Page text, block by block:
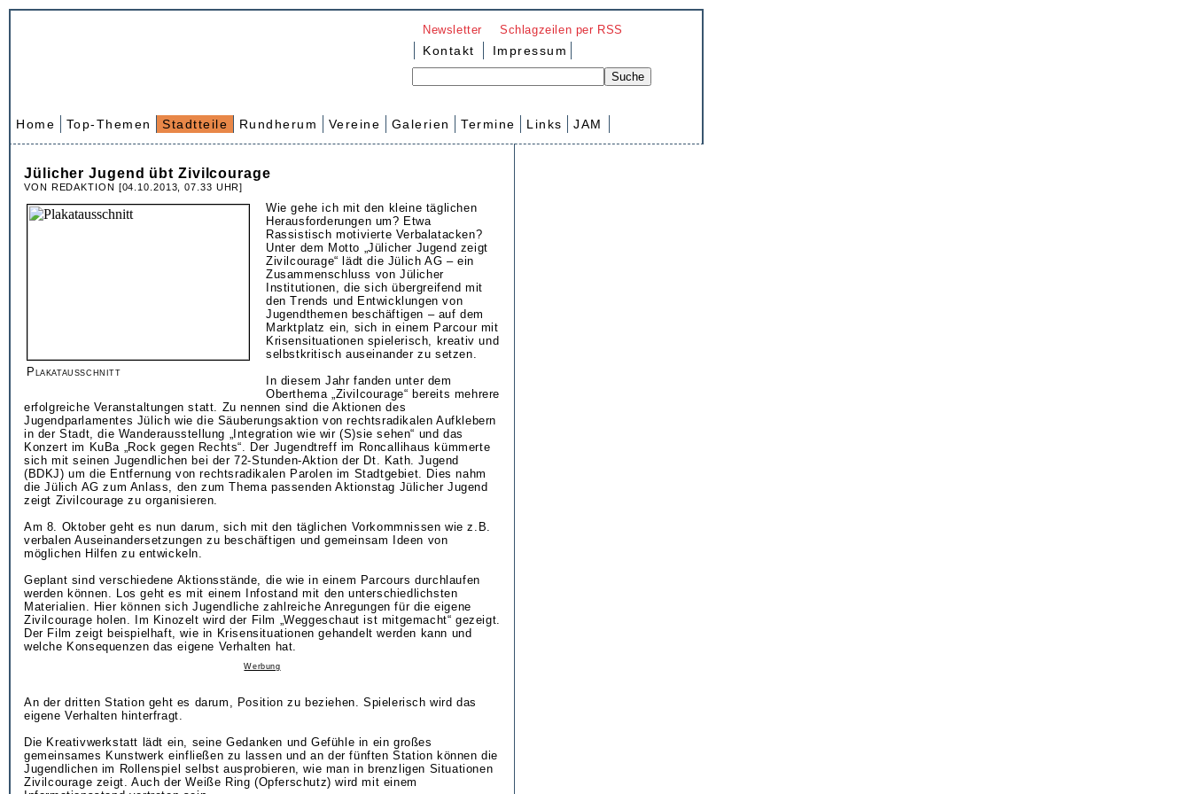
Newsletter Schlagzeilen per RSS
Kontakt Impressum
Home Top-Themen Stadtteile Rundherum Vereine Galerien Termine Links JAM
Jülicher Jugend übt Zivilcourage
VON REDAKTION [04.10.2013, 07.33 UHR]
Plakatausschnitt
Wie gehe ich mit den kleine täglichen
Herausforderungen um? Etwa
Rassistisch motivierte Verbalatacken?
Unter dem Motto „Jülicher Jugend zeigt
Zivilcourage“ lädt die Jülich AG – ein
Zusammenschluss von Jülicher
Institutionen, die sich übergreifend mit
den Trends und Entwicklungen von
Jugendthemen beschäftigen – auf dem
Marktplatz ein, sich in einem Parcour mit
Krisensituationen spielerisch, kreativ und
selbstkritisch auseinander zu setzen.
In diesem Jahr fanden unter dem
Oberthema „Zivilcourage“ bereits mehrere
erfolgreiche Veranstaltungen statt. Zu nennen sind die Aktionen des
Jugendparlamentes Jülich wie die Säuberungsaktion von rechtsradikalen Aufklebern
in der Stadt, die Wanderausstellung „Integration wie wir (S)sie sehen“ und das
Konzert im KuBa „Rock gegen Rechts“. Der Jugendtreff im Roncallihaus kümmerte
sich mit seinen Jugendlichen bei der 72-Stunden-Aktion der Dt. Kath. Jugend
(BDKJ) um die Entfernung von rechtsradikalen Parolen im Stadtgebiet. Dies nahm
die Jülich AG zum Anlass, den zum Thema passenden Aktionstag Jülicher Jugend
zeigt Zivilcourage zu organisieren.
Am 8. Oktober geht es nun darum, sich mit den täglichen Vorkommnissen wie z.B.
verbalen Auseinandersetzungen zu beschäftigen und gemeinsam Ideen von
möglichen Hilfen zu entwickeln.
Geplant sind verschiedene Aktionsstände, die wie in einem Parcours durchlaufen
werden können. Los geht es mit einem Infostand mit den unterschiedlichsten
Materialien. Hier können sich Jugendliche zahlreiche Anregungen für die eigene
Zivilcourage holen. Im Kinozelt wird der Film „Weggeschaut ist mitgemacht“ gezeigt.
Der Film zeigt beispielhaft, wie in Krisensituationen gehandelt werden kann und
welche Konsequenzen das eigene Verhalten hat.
Werbung
An der dritten Station geht es darum, Position zu beziehen. Spielerisch wird das
eigene Verhalten hinterfragt.
Die Kreativwerkstatt lädt ein, seine Gedanken und Gefühle in ein großes
gemeinsames Kunstwerk einfließen zu lassen und an der fünften Station können die
Jugendlichen im Rollenspiel selbst ausprobieren, wie man in brenzligen Situationen
Zivilcourage zeigt. Auch der Weiße Ring (Opferschutz) wird mit einem